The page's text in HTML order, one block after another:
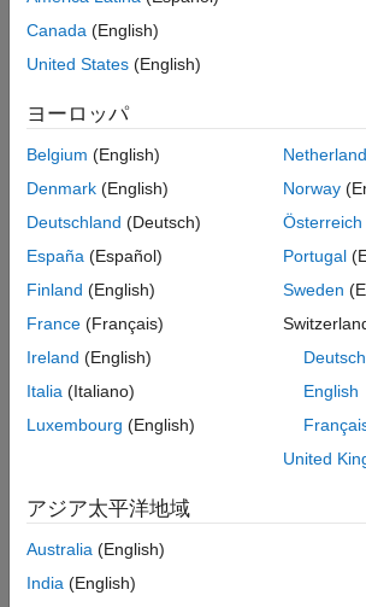
3 次元ビジョン
Image Processing Toolbox
Lidar Toolbox
Medical Imaging Toolbox
Vision HDL Toolbox
Canada (English)
United States (English)
ヨーロッパ
Belgium (English)
Denmark (English)
Deutschland (Deutsch)
España (Español)
Finland (English)
France (Français)
Ireland (English)
Italia (Italiano)
Luxembourg (English)
Norway
Österreich
Portugal
Sweden
Deutsch
English
United
アジア太平洋地域
Australia (English)
India (English)
トラストセンター
プライバシー
違法コピー防止
アプリケーション ステ
© 1994-2026 The MathWorks, Inc.